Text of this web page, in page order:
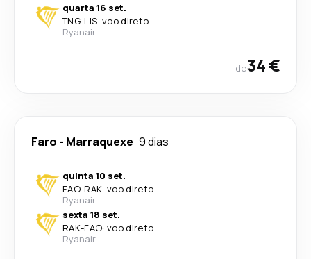
quarta 16 set.
TNG-LIS· voo direto
Ryanair
de34 €
Faro - Marraquexe 9 dias
quinta 10 set.
FAO-RAK· voo direto
Ryanair
sexta 18 set.
RAK-FAO· voo direto
Ryanair